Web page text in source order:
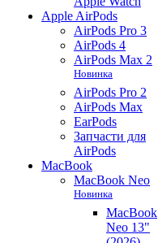
Apple AirPods
AirPods Pro 3
AirPods 4
AirPods Max 2
Новинка
AirPods Pro 2
AirPods Max
EarPods
Запчасти для
AirPods
MacBook
MacBook Neo
Новинка
MacBook
Neo 13"